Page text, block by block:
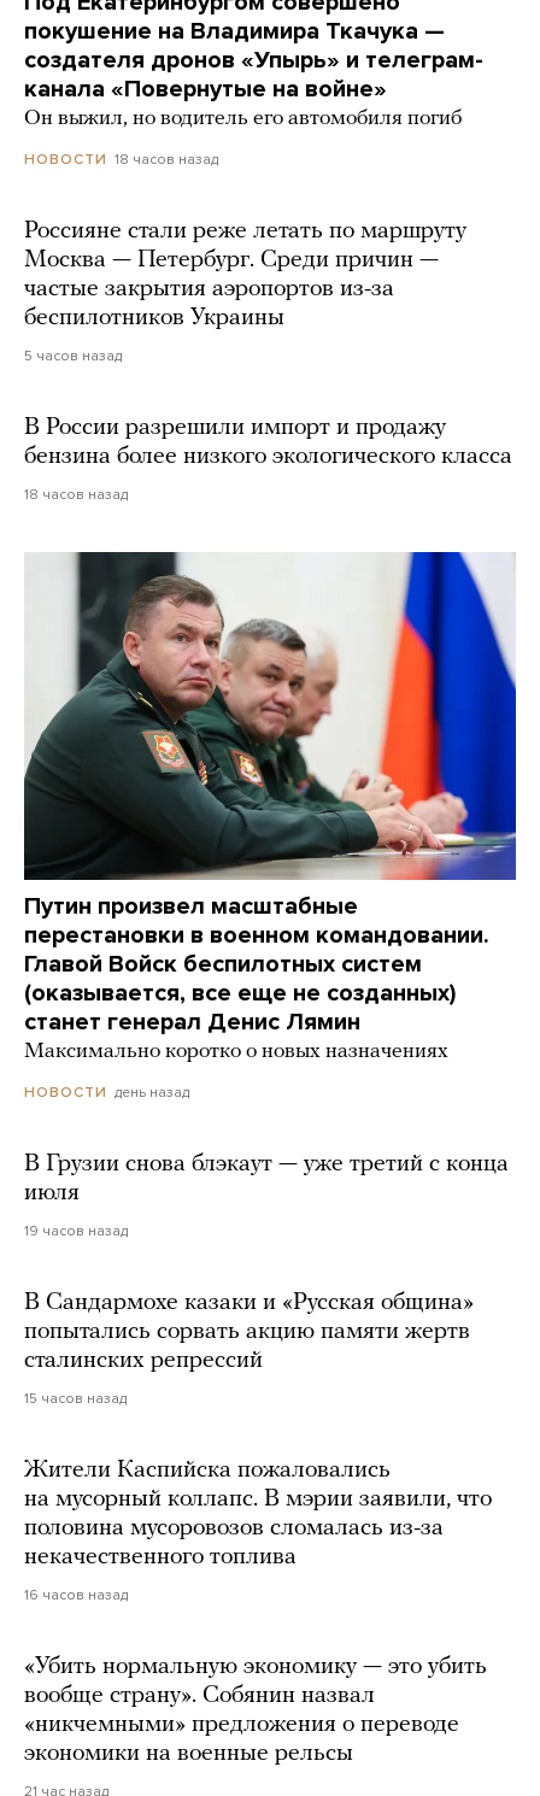
покушение на Владимира Ткачука —
создателя дронов «Упырь» и телеграм-
канала «Повернутые на войне»
Он выжил, но водитель его автомобиля погиб
НОВОСТИ 18 часов назад
Россияне стали реже летать по маршруту
Москва — Петербург. Среди причин —
частые закрытия аэропортов из-за
беспилотников Украины
5 часов назад
В России разрешили импорт и продажу
бензина более низкого экологического класса
18 часов назад
Путин произвел масштабные
перестановки в военном командовании.
Главой Войск беспилотных систем
(оказывается, все еще не созданных)
станет генерал Денис Лямин
Максимально коротко о новых назначениях
НОВОСТИ день назад
В Грузии снова блэкаут — уже третий с конца
июля
19 часов назад
В Сандармохе казаки и «Русская община»
попытались сорвать акцию памяти жертв
сталинских репрессий
15 часов назад
Жители Каспийска пожаловались
на мусорный коллапс. В мэрии заявили, что
половина мусоровозов сломалась из-за
некачественного топлива
16 часов назад
«Убить нормальную экономику — это убить
вообще страну». Собянин назвал
«никчемными» предложения о переводе
экономики на военные рельсы
21 час назад